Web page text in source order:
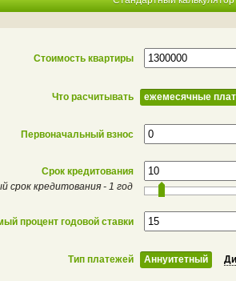
Стоимость квартиры
Что расчитывать ежемесячные
Первоначальный взнос
Срок кредитования
срок кредитования - 1 год
процент годовой ставки
Тип платежей Аннуитетный